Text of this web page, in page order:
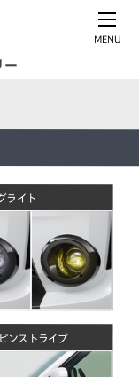
MENU
ー
ライト
ンストライプ